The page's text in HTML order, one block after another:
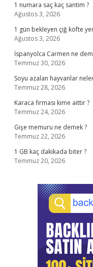
1 numara saç kaç santim ?
Ağustos 3, 2026
1 gün bekleyen çiğ köfte
Ağustos 3, 2026
İspanyolca Carmen ne
Temmuz 30, 2026
Soyu azalan hayvanlar
Temmuz 28, 2026
Karaca firması kime aittir ?
Temmuz 24, 2026
Gişe memuru ne demek ?
Temmuz 22, 2026
1 GB kaç dakikada biter ?
Temmuz 20, 2026